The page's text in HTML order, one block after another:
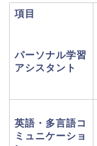
項目
パーソナル学習
アシスタント
英語・多言語コ
ミュニケーショ